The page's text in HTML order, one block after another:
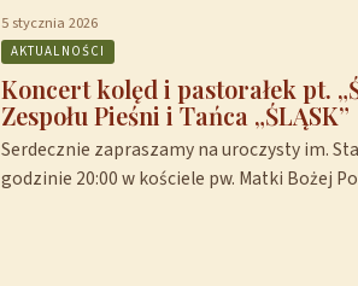
5 stycznia 2026
AKTUALNOŚCI
Koncert kolęd i pastorałek pt.
Zespołu Pieśni i Tańca „ŚLĄSK”
Serdecznie zapraszamy na uroczysty im.
godzinie 20:00 w kościele pw. Matki Bożej